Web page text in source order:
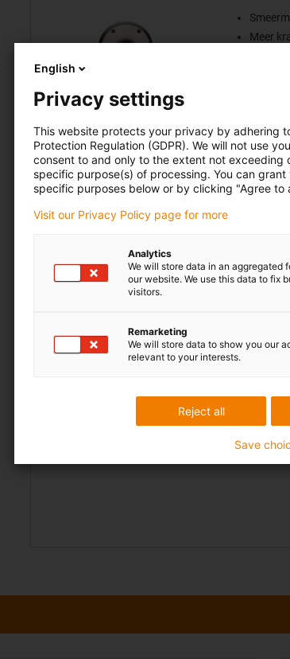
Meer
drygear® Apiro cantilever axis
English
Privacy settings
This website protects your privacy by adhering
Protection Regulation (GDPR). We will not use
consent to and only to the extent not exceeding
specific purpose(s) of processing. You can
specific purposes below or by clicking "Agree to
Visit our Privacy Policy page for more
Analytics
We will store data in an aggregated
our website. We use this data to fix
visitors.
Remarketing
We will store data to show you our
relevant to your interests.
Reject all
Save